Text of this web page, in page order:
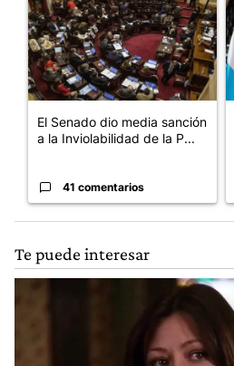
El Senado dio media sanción
a la Inviolabilidad de la P...
41 comentarios